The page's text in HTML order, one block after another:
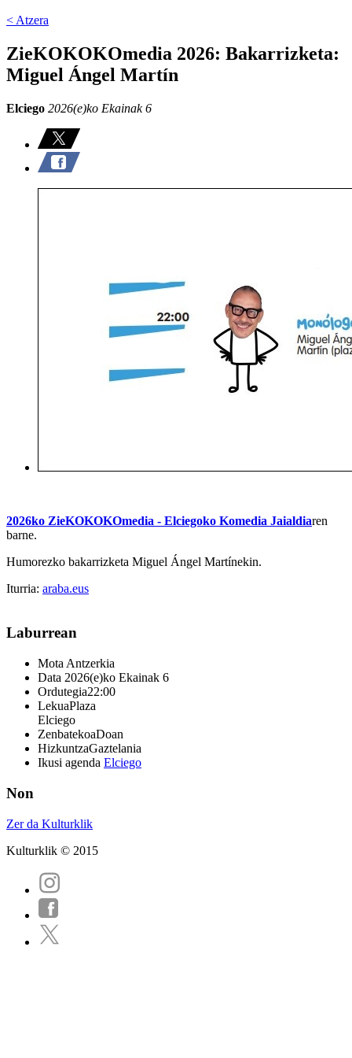
< Atzera
ZieKOKOKOmedia 2026: Bakarrizketa:
Miguel Ángel Martín
Elciego 2026(e)ko Ekainak 6
2026ko ZieKOKOKOmedia - Elciegoko Komedia Jaialdiaren
barne.
Humorezko bakarrizketa Miguel Ángel Martínekin.
Iturria: araba.eus
Laburrean
Mota Antzerkia
Data 2026(e)ko Ekainak 6
Ordutegia22:00
LekuaPlaza
Elciego
ZenbatekoaDoan
HizkuntzaGaztelania
Ikusi agenda Elciego
Non
Zer da Kulturklik
Kulturklik © 2015